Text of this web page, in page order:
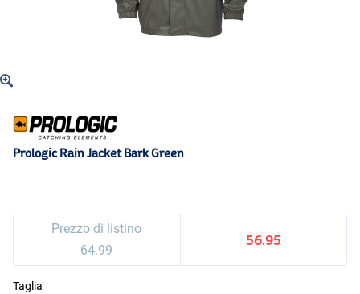
Prologic Rain Jacket Bark Green
Prezzo di listino
64.99
56.95
Taglia